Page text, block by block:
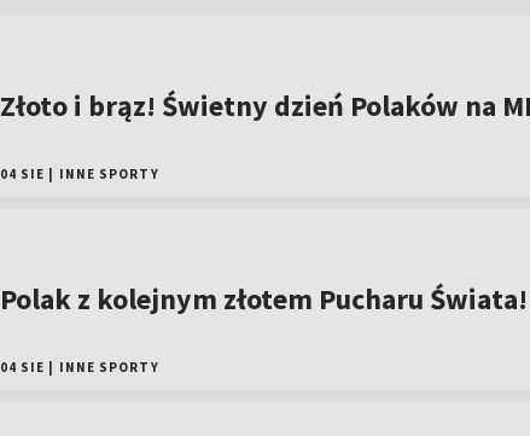
Złoto i brąz! Świetny dzień Polaków na
04 SIE INNE SPORTY
Polak z kolejnym złotem Pucharu Świata!
04 SIE INNE SPORTY